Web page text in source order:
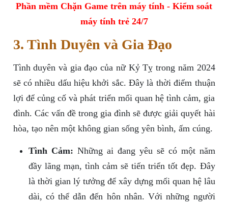
Phần mềm Chặn Game trên máy tính - Kiểm soát
máy tính trẻ 24/7
3. Tình Duyên và Gia Đạo
Tình duyên và gia đạo của nữ Kỷ Tỵ trong năm 2024
sẽ có nhiều dấu hiệu khởi sắc. Đây là thời điểm thuận
lợi để củng cố và phát triển mối quan hệ tình cảm, gia
đình. Các vấn đề trong gia đình sẽ được giải quyết hài
hòa, tạo nên một không gian sống yên bình, ấm cúng.
Tình Cảm: Những ai đang yêu sẽ có một năm
đầy lãng mạn, tình cảm sẽ tiến triển tốt đẹp. Đây
là thời gian lý tưởng để xây dựng mối quan hệ lâu
dài, có thể dẫn đến hôn nhân. Với những người